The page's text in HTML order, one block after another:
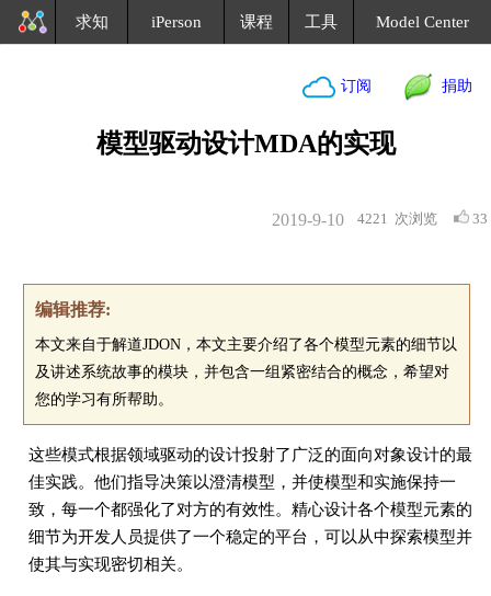
求知 iPerson 课程 工具 Model Center
订阅 捐助
模型驱动设计MDA的实现
4221 次浏览 33
2019-9-10
编辑推荐:
本文来自于解道JDON，本文主要介绍了各个模型元素的细节以
及讲述系统故事的模块，并包含一组紧密结合的概念，希望对
您的学习有所帮助。
这些模式根据领域驱动的设计投射了广泛的面向对象设计的最
佳实践。他们指导决策以澄清模型，并使模型和实施保持一
致，每一个都强化了对方的有效性。精心设计各个模型元素的
细节为开发人员提供了一个稳定的平台，可以从中探索模型并
使其与实现密切相关。